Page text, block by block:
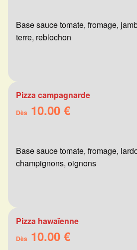
Base sauce tomate, fromage,
terre, reblochon
Pizza campagnarde
Dès 10.00 €
Base sauce tomate, fromage,
champignons, oignons
Pizza hawaïenne
Dès 10.00 €